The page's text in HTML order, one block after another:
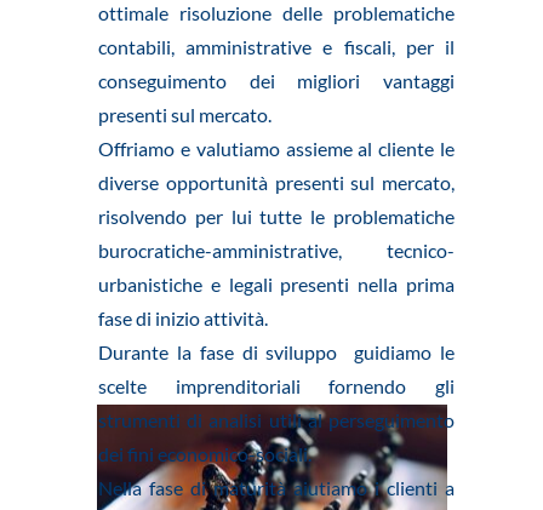
ottimale risoluzione delle problematiche
contabili, amministrative e fiscali, per il
conseguimento dei migliori vantaggi
presenti sul mercato.
Offriamo e valutiamo assieme al cliente le
diverse opportunità presenti sul mercato,
risolvendo per lui tutte le problematiche
burocratiche-amministrative, tecnico-
urbanistiche e legali presenti nella prima
fase di inizio attività.
Durante la fase di sviluppo guidiamo le
scelte imprenditoriali fornendo gli
strumenti di analisi utili al perseguimento
dei fini economico-sociali.
Nella fase di maturità aiutiamo i clienti a